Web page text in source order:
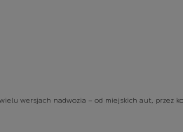
wersjach nadwozia – od miejskich aut, przez